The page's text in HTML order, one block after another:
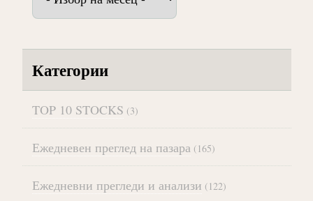
Категории
TOP 10 STOCKS (3)
Ежедневен преглед на пазара (165)
Ежедневни прегледи и анализи (122)